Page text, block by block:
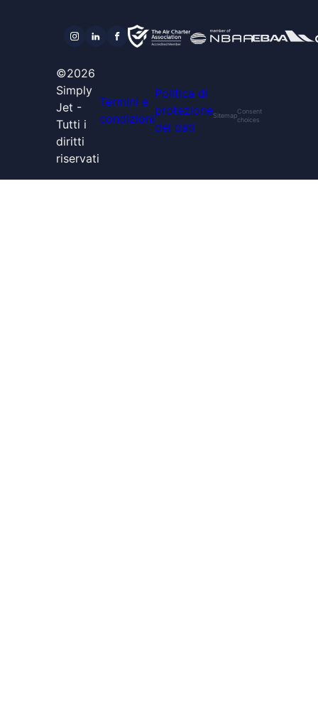
©2026
Simply
Jet -
Tutti i
diritti
riservati
Termini e
condizioni
Politica di
protezione
dei dati
Sitemap
Consent
choices